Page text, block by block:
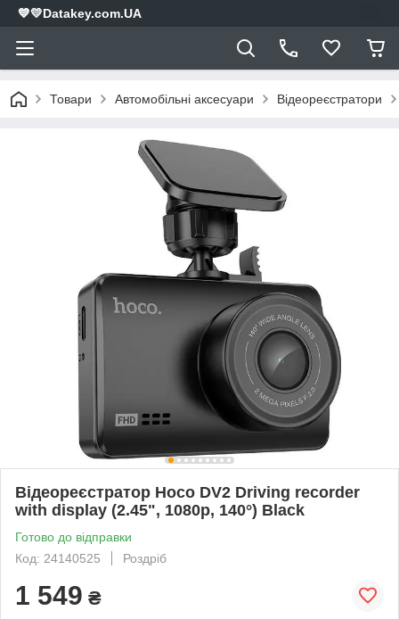
💙💛Datakey.com.UA
Товари Автомобільні аксесуари Відеореєстратори
Відеореєстратор Hoco DV2 Driving recorder
with display (2.45", 1080p, 140°) Black
Готово до відправки
Код: 24140525
Роздріб
1 549 ₴